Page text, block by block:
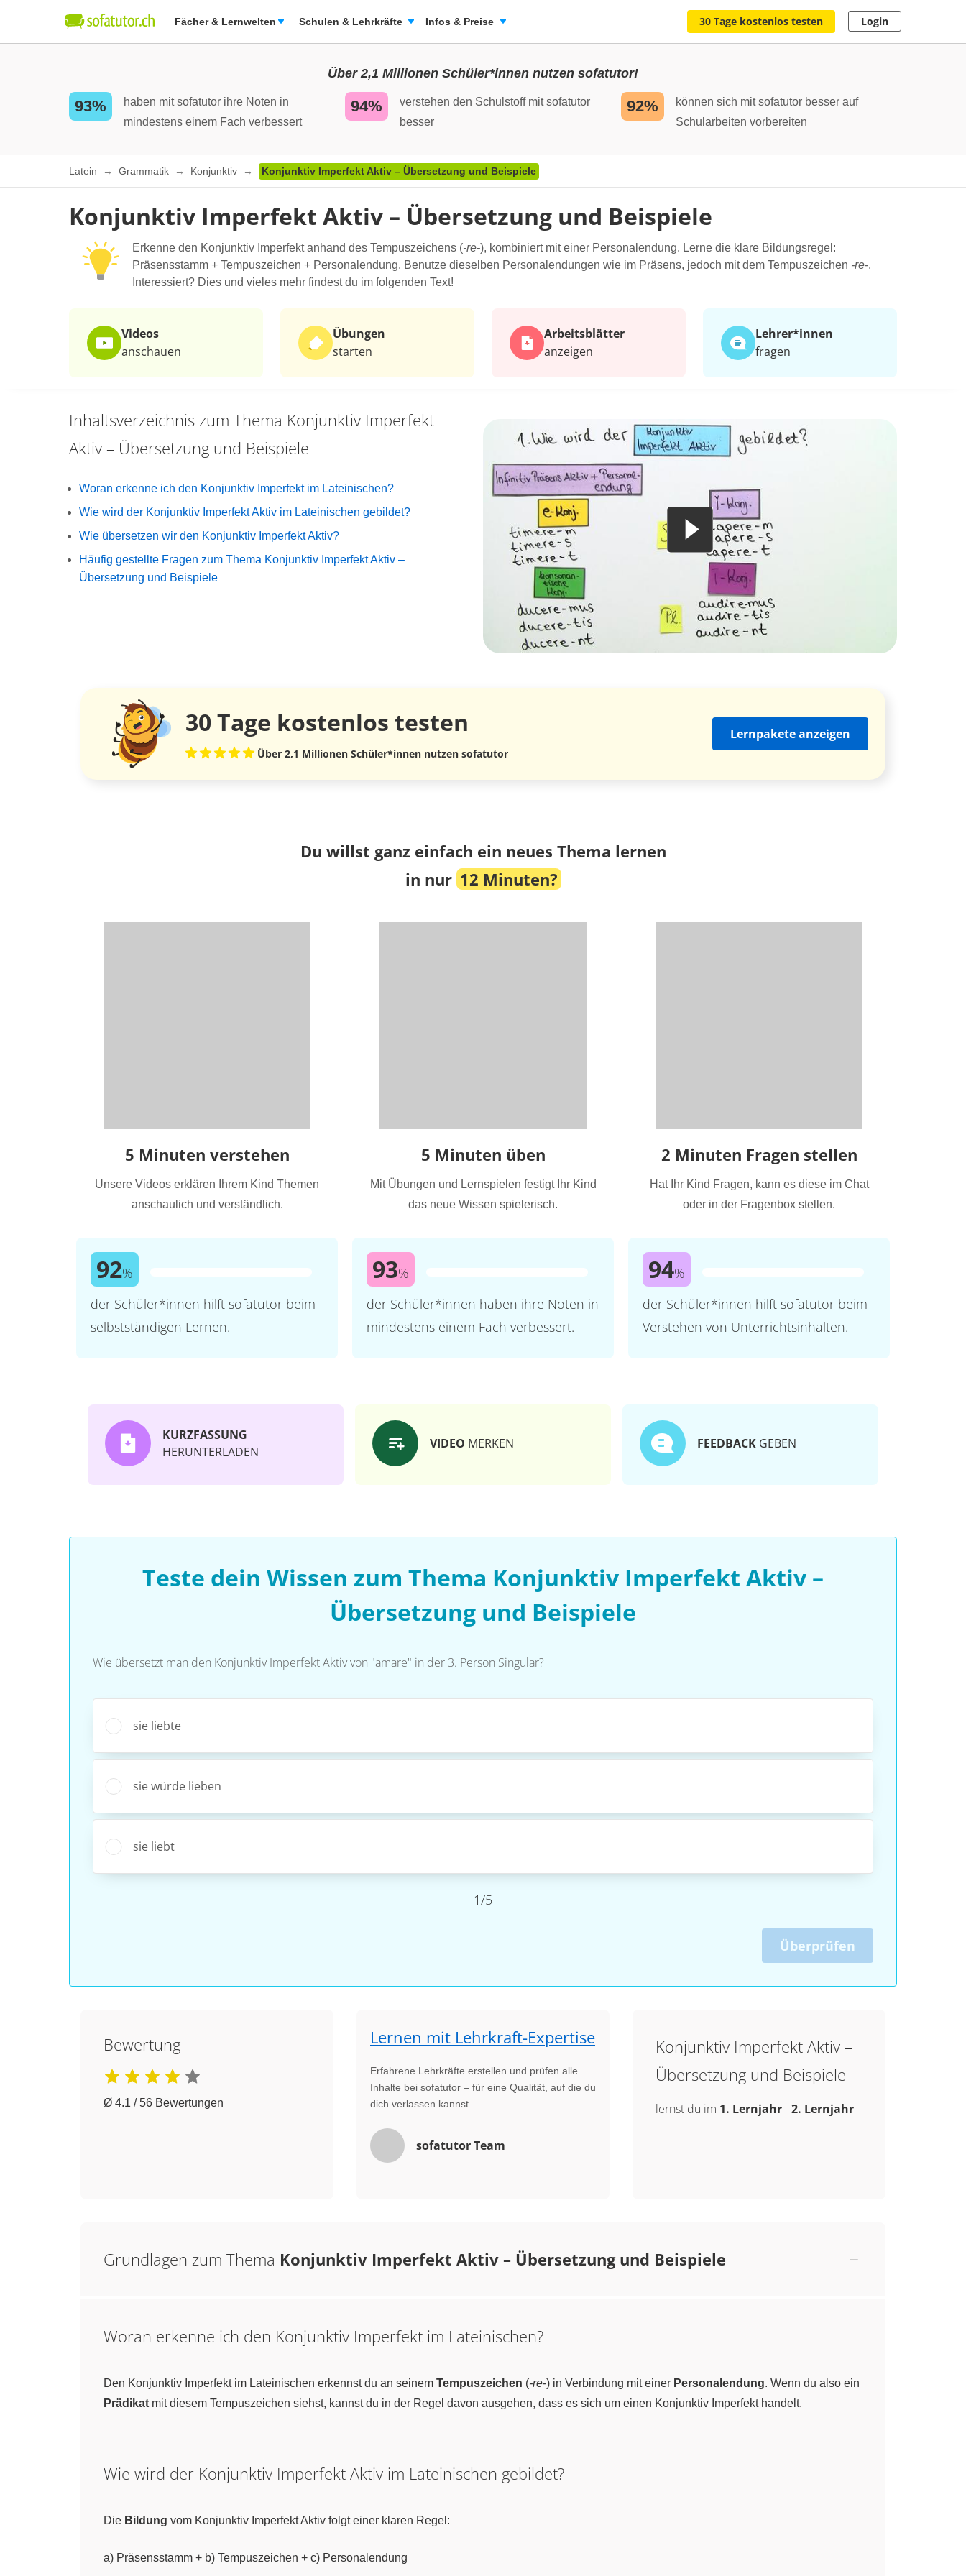
Fächer & Lernwelten Schulen & Lehrkräfte Infos & Preise 30 Tage kostenlos testen Login
Über 2,1 Millionen Schüler*innen nutzen sofatutor!
93%
haben mit sofatutor ihre Noten in
mindestens einem Fach verbessert
94%
verstehen den Schulstoff mit sofatutor
besser
92%
können sich mit sofatutor besser auf
Schularbeiten vorbereiten
Latein Grammatik Konjunktiv Konjunktiv Imperfekt Aktiv – Übersetzung und Beispiele
Konjunktiv Imperfekt Aktiv – Übersetzung und Beispiele
Erkenne den Konjunktiv Imperfekt anhand des Tempuszeichens (-re-), kombiniert mit einer Personalendung. Lerne die klare Bildungsregel:
Präsensstamm + Tempuszeichen + Personalendung. Benutze dieselben Personalendungen wie im Präsens, jedoch mit dem Tempuszeichen -re-.
Interessiert? Dies und vieles mehr findest du im folgenden Text!
Videos
anschauen
Übungen
starten
Arbeits­blätter
anzeigen
Lehrer*​innen
fragen
Inhaltsverzeichnis zum Thema Konjunktiv Imperfekt
Aktiv – Übersetzung und Beispiele
Woran erkenne ich den Konjunktiv Imperfekt im Lateinischen?
Wie wird der Konjunktiv Imperfekt Aktiv im Lateinischen gebildet?
Wie übersetzen wir den Konjunktiv Imperfekt Aktiv?
Häufig gestellte Fragen zum Thema Konjunktiv Imperfekt Aktiv –
Übersetzung und Beispiele
30 Tage kostenlos testen
Über 2,1 Millionen Schüler*innen nutzen sofatutor
Lernpakete anzeigen
Du willst ganz einfach ein neues Thema lernen
in nur 12 Minuten?
5 Minuten verstehen
Unsere Videos erklären Ihrem Kind Themen
anschaulich und verständlich.
92%
der Schüler*innen hilft sofatutor beim
selbstständigen Lernen.
5 Minuten üben
Mit Übungen und Lernspielen festigt Ihr Kind
das neue Wissen spielerisch.
93%
der Schüler*innen haben ihre Noten in
mindestens einem Fach verbessert.
2 Minuten Fragen stellen
Hat Ihr Kind Fragen, kann es diese im Chat
oder in der Fragenbox stellen.
94%
der Schüler*innen hilft sofatutor beim
Verstehen von Unterrichtsinhalten.
KURZFASSUNG
HERUNTERLADEN
VIDEO MERKEN FEEDBACK GEBEN
Teste dein Wissen zum Thema Konjunktiv Imperfekt Aktiv –
Übersetzung und Beispiele
Wie übersetzt man den Konjunktiv Imperfekt Aktiv von "amare" in der 3. Person Singular?
sie liebte
sie würde lieben
sie liebt
1/5
Überprüfen
Bewertung
Ø 4.1 / 56 Bewertungen
Lernen mit Lehrkraft-Expertise
Erfahrene Lehrkräfte erstellen und prüfen alle
Inhalte bei sofatutor – für eine Qualität, auf die du
dich verlassen kannst.
sofatutor Team
Konjunktiv Imperfekt Aktiv –
Übersetzung und Beispiele
lernst du im 1. Lernjahr-2. Lernjahr
Grundlagen zum Thema Konjunktiv Imperfekt Aktiv – Übersetzung und Beispiele
Woran erkenne ich den Konjunktiv Imperfekt im Lateinischen?
Den Konjunktiv Imperfekt im Lateinischen erkennst du an seinem Tempuszeichen (-re-) in Verbindung mit einer Personalendung. Wenn du also ein
Prädikat mit diesem Tempuszeichen siehst, kannst du in der Regel davon ausgehen, dass es sich um einen Konjunktiv Imperfekt handelt.
Wie wird der Konjunktiv Imperfekt Aktiv im Lateinischen gebildet?
Die Bildung vom Konjunktiv Imperfekt Aktiv folgt einer klaren Regel:
a) Präsensstamm + b) Tempuszeichen + c) Personalendung